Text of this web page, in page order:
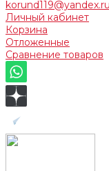
korund119@yandex.ru
Личный кабинет
Корзина
Отложенные
Сравнение товаров